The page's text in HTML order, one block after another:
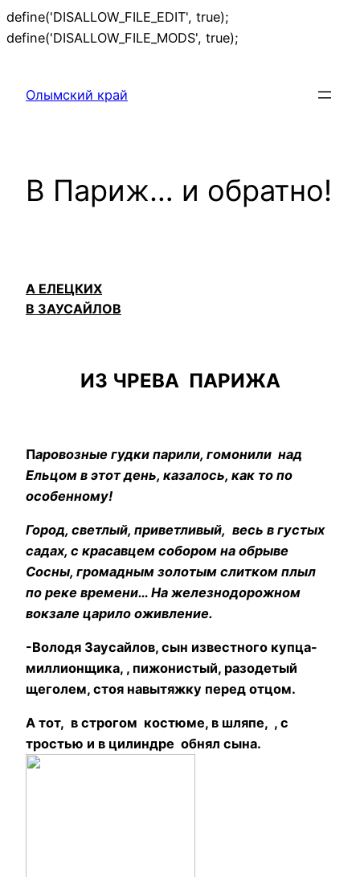
define('DISALLOW_FILE_EDIT', true);
define('DISALLOW_FILE_MODS', true);
Олымский край
В Париж… и обратно!
А ЕЛЕЦКИХ
В ЗАУСАЙЛОВ
ИЗ ЧРЕВА ПАРИЖА
Паровозные гудки парили, гомонили над
Ельцом в этот день, казалось, как то по
особенному!
Город, светлый, приветливый, весь в густых
садах, с красавцем собором на обрыве
Сосны, громадным золотым слитком плыл
по реке времени… На железнодорожном
вокзале царило оживление.
-Володя Заусайлов, сын известного купца-
миллионщика, , пижонистый, разодетый
щеголем, стоя навытяжку перед отцом.
А тот, в строгом костюме, в шляпе, , с
тростью и в цилиндре обнял сына.